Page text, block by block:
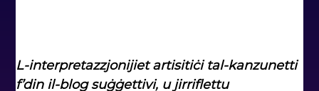
L-interpretazzjonijiet artisitiċi tal-kanzunetti
f’din il-blog suġġettivi, u jirriflettu